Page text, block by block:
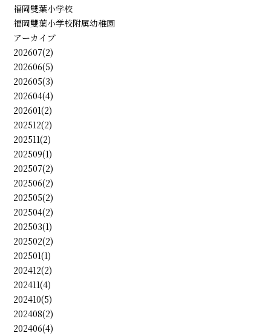
福岡雙葉小学校
福岡雙葉小学校附属幼稚園
アーカイブ
202607(2)
202606(5)
202605(3)
202604(4)
202601(2)
202512(2)
202511(2)
202509(1)
202507(2)
202506(2)
202505(2)
202504(2)
202503(1)
202502(2)
202501(1)
202412(2)
202411(4)
202410(5)
202408(2)
202406(4)